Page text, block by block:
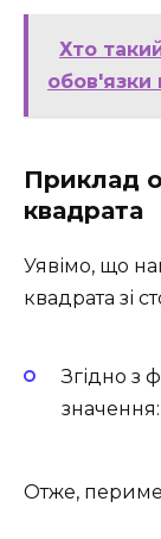
Хто
обов'язки
Приклад
квадрата
Уявімо, що
квадрата зі
Згідно з
значення:
Отже,